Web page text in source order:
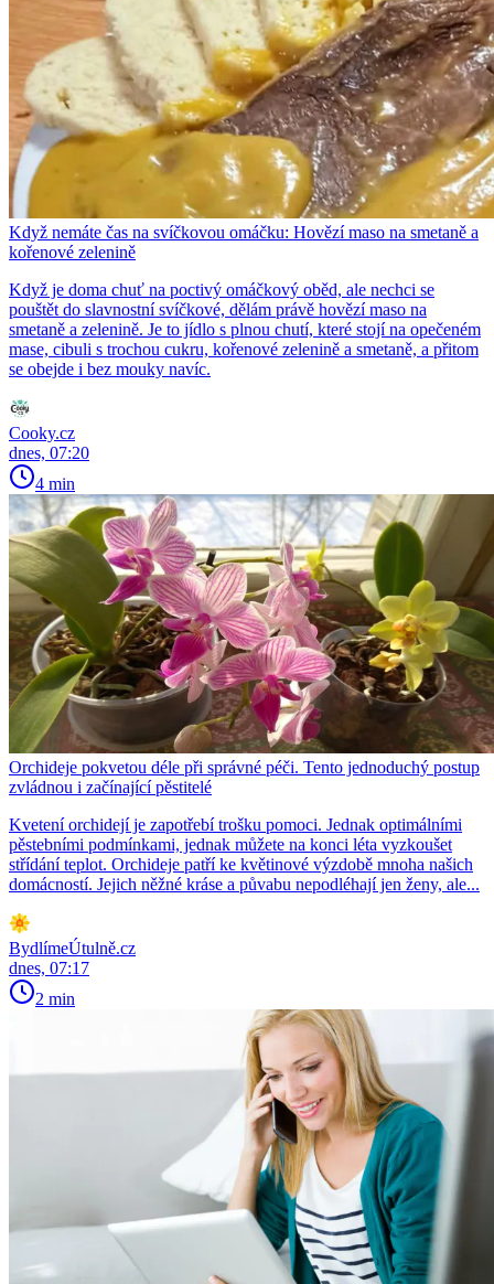
Když nemáte čas na svíčkovou omáčku: Hovězí maso na smetaně a
kořenové zelenině
Když je doma chuť na poctivý omáčkový oběd, ale nechci se
pouštět do slavnostní svíčkové, dělám právě hovězí maso na
smetaně a zelenině. Je to jídlo s plnou chutí, které stojí na opečeném
mase, cibuli s trochou cukru, kořenové zelenině a smetaně, a přitom
se obejde i bez mouky navíc.
Cooky.cz
dnes, 07:20
4 min
Orchideje pokvetou déle při správné péči. Tento jednoduchý postup
zvládnou i začínající pěstitelé
Kvetení orchidejí je zapotřebí trošku pomoci. Jednak optimálními
pěstebními podmínkami, jednak můžete na konci léta vyzkoušet
střídání teplot. Orchideje patří ke květinové výzdobě mnoha našich
domácností. Jejich něžné kráse a půvabu nepodléhají jen ženy, ale...
BydlímeÚtulně.cz
dnes, 07:17
2 min